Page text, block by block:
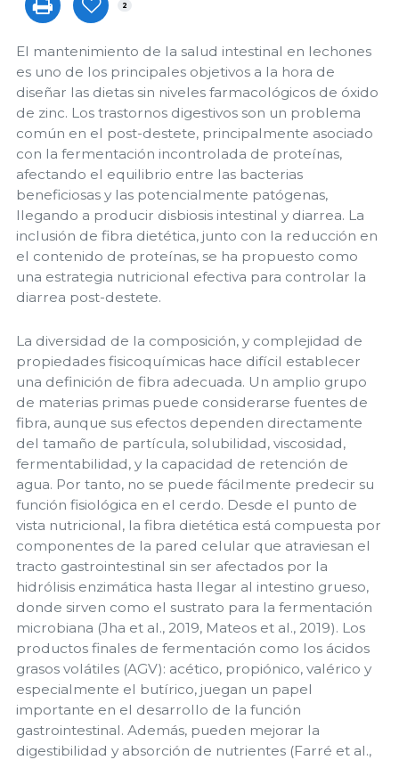
2
El mantenimiento de la salud intestinal en lechones
es uno de los principales objetivos a la hora de
diseñar las dietas sin niveles farmacológicos de óxido
de zinc. Los trastornos digestivos son un problema
común en el post-destete, principalmente asociado
con la fermentación incontrolada de proteínas,
afectando el equilibrio entre las bacterias
beneficiosas y las potencialmente patógenas,
llegando a producir disbiosis intestinal y diarrea. La
inclusión de fibra dietética, junto con la reducción en
el contenido de proteínas, se ha propuesto como
una estrategia nutricional efectiva para controlar la
diarrea post-destete.
La diversidad de la composición, y complejidad de
propiedades fisicoquímicas hace difícil establecer
una definición de fibra adecuada. Un amplio grupo
de materias primas puede considerarse fuentes de
fibra, aunque sus efectos dependen directamente
del tamaño de partícula, solubilidad, viscosidad,
fermentabilidad, y la capacidad de retención de
agua. Por tanto, no se puede fácilmente predecir su
función fisiológica en el cerdo. Desde el punto de
vista nutricional, la fibra dietética está compuesta por
componentes de la pared celular que atraviesan el
tracto gastrointestinal sin ser afectados por la
hidrólisis enzimática hasta llegar al intestino grueso,
donde sirven como el sustrato para la fermentación
microbiana (Jha et al., 2019, Mateos et al., 2019). Los
productos finales de fermentación como los ácidos
grasos volátiles (AGV): acético, propiónico, valérico y
especialmente el butírico, juegan un papel
importante en el desarrollo de la función
gastrointestinal. Además, pueden mejorar la
digestibilidad y absorción de nutrientes (Farré et al.,